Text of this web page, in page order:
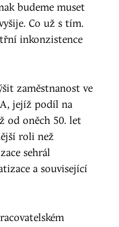
budeme muset
Co už s tím.
inkonzistence
zaměstnanost ve
jejíž podíl na
od oněch 50. let
roli než
sehrál
a související